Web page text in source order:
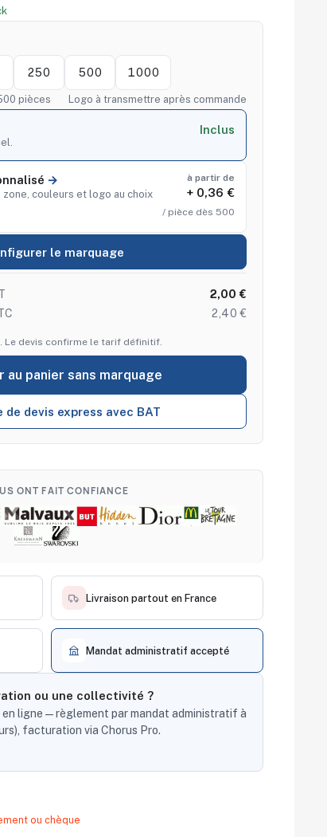
250 500 1000
pièces Logo à transmettre après commande
Inclus
couleurs et logo au choix
à partir de
+ 0,36 €
/ pièce dès 500
le marquage
au panier sans marquage
2,00 €
2,40 €
Le devis confirme le tarif définitif.
de devis express avec BAT
ONT FAIT CONFIANCE
Livraison partout en France
Mandat administratif accepté
ou une collectivité ?
en ligne — règlement par mandat administratif à
facturation via Chorus Pro.
ou chèque